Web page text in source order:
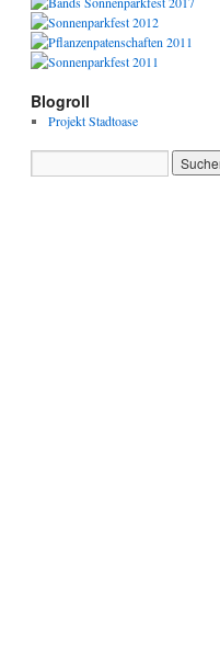
Blogroll
Projekt Stadtoase